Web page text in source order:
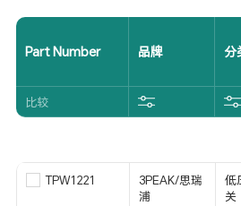
Part Number 品牌 分
比较
TPW1221
3PEAK/思瑞
浦
低
关